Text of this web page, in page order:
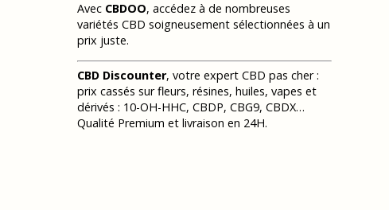
Avec CBDOO, accédez à de nombreuses
variétés CBD soigneusement sélectionnées à un
prix juste.
CBD Discounter, votre expert CBD pas cher :
prix cassés sur fleurs, résines, huiles, vapes et
dérivés : 10-OH-HHC, CBDP, CBG9, CBDX…
Qualité Premium et livraison en 24H.